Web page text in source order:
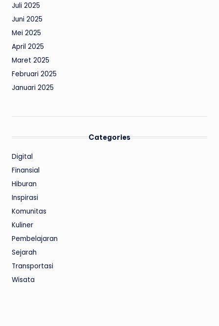
Juli 2025
Juni 2025
Mei 2025
April 2025
Maret 2025
Februari 2025
Januari 2025
Categories
Digital
Finansial
Hiburan
Inspirasi
Komunitas
Kuliner
Pembelajaran
Sejarah
Transportasi
Wisata